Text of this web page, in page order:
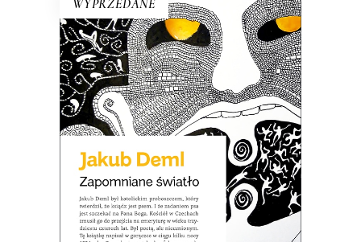
WYPRZEDANE
ZAPOMNIANE ŚWIATŁO
Po co dziś czytać Demla? Choćby po
to, aby się przekonać, że wszystkie źle
społecznie widziane cechy, takie jak
nieustępliwość, wybujały egotyzm,
kłótliwość, czy przekonanie o własnej
nieomylności mogą być podłożem
wybitnej literatury.